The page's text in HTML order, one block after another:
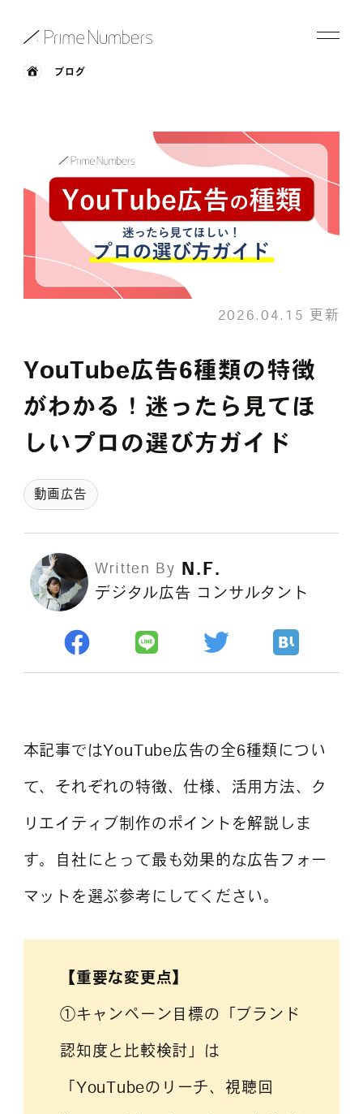
サービス一覧
事例紹介
お役立ち情報
会社情報
採用情報
各種ご相談 資料ダウンロード
セミナー申し込み
無料診断実施中
よくある質問
ブログ
2026.04.15 更新
YouTube広告6種類の特徴
がわかる！迷ったら見てほ
しいプロの選び方ガイド
動画広告
Written By N.F.
デジタル広告 コンサルタント
本記事ではYouTube広告の全6種類につい
て、それぞれの特徴、仕様、活用方法、ク
リエイティブ制作のポイントを解説しま
す。自社にとって最も効果的な広告フォー
マットを選ぶ参考にしてください。
【重要な変更点】
①キャンペーン目標の「ブランド
認知度と比較検討」は
「YouTubeのリーチ、視聴回